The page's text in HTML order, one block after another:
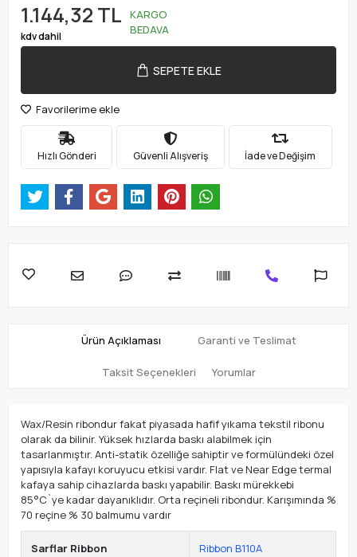
1.144,32 TL
kdv dahil
KARGO
BEDAVA
SEPETE EKLE
Favorilerime ekle
Hızlı Gönderi Güvenli Alışveriş İade ve Değişim
Ürün Açıklaması Garanti ve Teslimat
Taksit Seçenekleri Yorumlar
Wax/Resin ribondur fakat piyasada hafif yıkama tekstil ribonu
olarak da bilinir. Yüksek hızlarda baskı alabilmek için
tasarlanmıştır. Anti-statik özelliğe sahiptir ve formülündeki özel
yapısıyla kafayı koruyucu etkisi vardır. Flat ve Near Edge termal
kafaya sahip cihazlarda baskı yapabilir. Baskı mürekkebi
85°C`ye kadar dayanıklıdır. Orta reçineli ribondur. Karışımında %
70 reçine % 30 balmumu vardır
Sarflar Ribbon Ribbon B110A